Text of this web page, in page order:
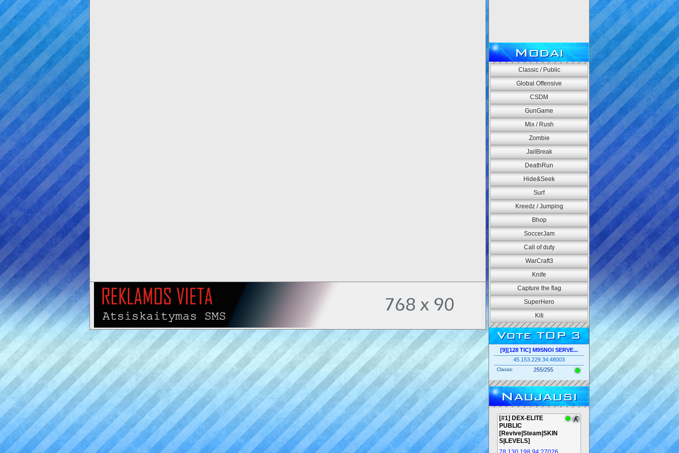
Modai
Classic / Public
Global Offensive
CSDM
GunGame
Mix / Rush
Zombie
JailBreak
DeathRun
Hide&Seek
Surf
Kreedz / Jumping
Bhop
SoccerJam
Call of duty
WarCraft3
Knife
Capture the flag
SuperHero
Kiti
Vote TOP 3
[9][128 TIC] M9SNOI SERVE...
45.153.229.34:48003
Classic 255/255
Naujausi